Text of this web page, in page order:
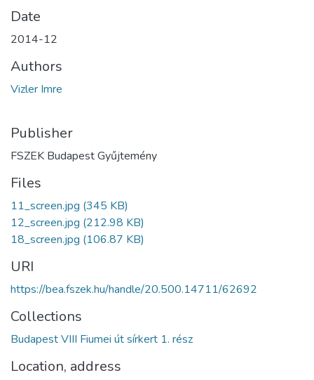
Date
2014-12
Authors
Vizler Imre
Publisher
FSZEK Budapest Gyűjtemény
Files
11_screen.jpg (345 KB)
12_screen.jpg (212.98 KB)
18_screen.jpg (106.87 KB)
URI
https://bea.fszek.hu/handle/20.500.14711/62692
Collections
Budapest VIII Fiumei út sírkert 1. rész
Location, address